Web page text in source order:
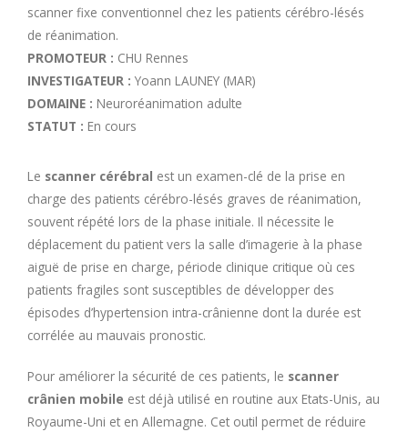
scanner fixe conventionnel chez les patients cérébro-lésés
de réanimation.
PROMOTEUR : CHU Rennes
INVESTIGATEUR : Yoann LAUNEY (MAR)
DOMAINE : Neuroréanimation adulte
STATUT : En cours
Le scanner cérébral est un examen-clé de la prise en
charge des patients cérébro-lésés graves de réanimation,
souvent répété lors de la phase initiale. Il nécessite le
déplacement du patient vers la salle d’imagerie à la phase
aiguë de prise en charge, période clinique critique où ces
patients fragiles sont susceptibles de développer des
épisodes d’hypertension intra-crânienne dont la durée est
corrélée au mauvais pronostic.
Pour améliorer la sécurité de ces patients, le scanner
crânien mobile est déjà utilisé en routine aux Etats-Unis, au
Royaume-Uni et en Allemagne. Cet outil permet de réduire